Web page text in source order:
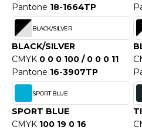
SERIE
Pantone 18-1664TP
BLACK/SILVER
BLACK/SILVER
CMYK 0 0 0 100 / 0 0 0 11
Pantone 16-3907TP
SPORT BLUE
SPORT BLUE
CMYK 100 19 0 16